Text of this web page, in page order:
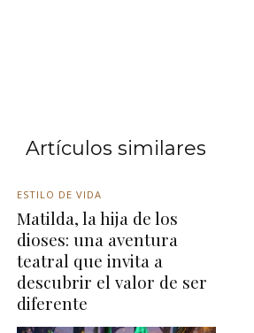
Artículos similares
ESTILO DE VIDA
Matilda, la hija de los
dioses: una aventura
teatral que invita a
descubrir el valor de ser
diferente